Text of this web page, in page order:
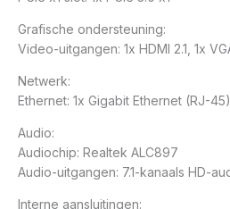
Grafische ondersteuning:
Video-uitgangen: 1x HDMI 2.1, 1x
Netwerk:
Ethernet: 1x Gigabit Ethernet (RJ-45)
Audio:
Audiochip: Realtek ALC897
Audio-uitgangen: 7.1-kanaals HD-
Interne aansluitingen: